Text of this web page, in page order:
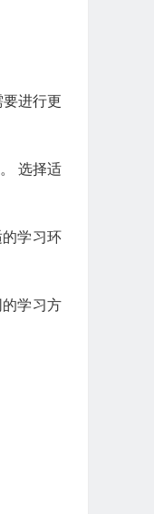
进行更
选择适
学习环
学习方